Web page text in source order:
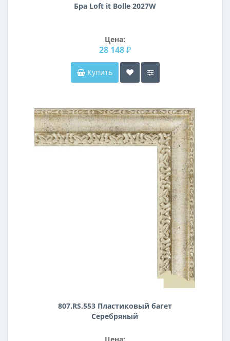
Бра Loft it Bolle 2027W
Цена:
28 148 ₽
Купить
807.RS.553 Пластиковый багет
Серебряный